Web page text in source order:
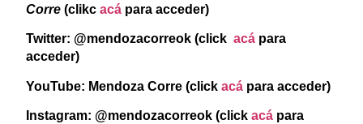
Corre(clikc acápara acceder)
Twitter: @mendozacorreok (click acápara
acceder)
YouTube: Mendoza Corre (click acápara acceder)
Instagram: @mendozacorreok (click acápara